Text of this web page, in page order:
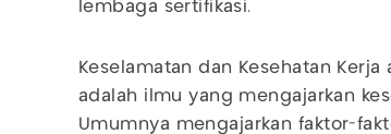
lembaga sertifikasi.
Keselamatan dan Kesehatan Kerja
adalah ilmu yang mengajarkan
Umumnya mengajarkan faktor-